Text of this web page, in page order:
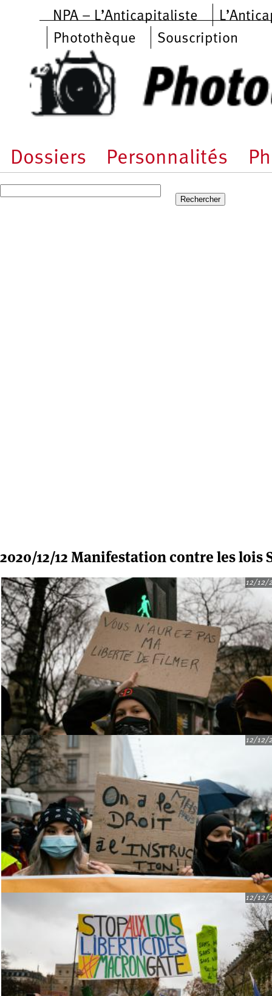
Aller au contenu principal
NPA – L’Anticapitaliste
Photothèque
Souscription
Dossiers Personnalités
2020/12/12 Manifestation contre les lois
12/12/
12/12/
12/12/